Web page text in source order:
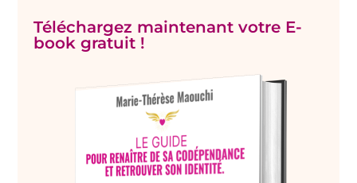
Téléchargez maintenant votre E-
book gratuit !